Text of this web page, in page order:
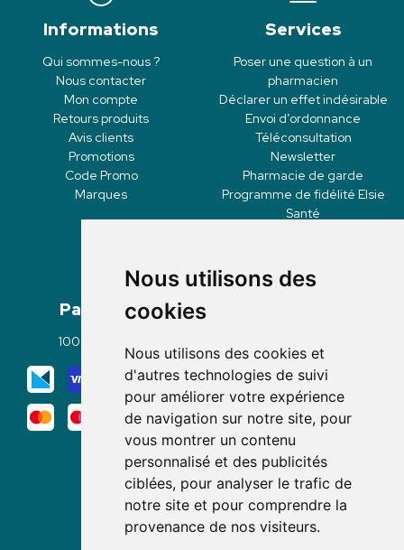
Nous utilisons des
cookies
Nous utilisons des cookies et
d'autres technologies de suivi
pour améliorer votre expérience
de navigation sur notre site, pour
vous montrer un contenu
personnalisé et des publicités
ciblées, pour analyser le trafic de
notre site et pour comprendre la
provenance de nos visiteurs.
Informations
Qui sommes-nous ?
Nous contacter
Mon compte
Retours produits
Avis clients
Promotions
Code Promo
Marques
Services
Poser une question à un
pharmacien
Déclarer un effet indésirable
Envoi d’ordonnance
Téléconsultation
Newsletter
Pharmacie de garde
Programme de fidélité Elsie
Santé
Paiement
100% sécurisé
Mode de livraison
Nous suivre